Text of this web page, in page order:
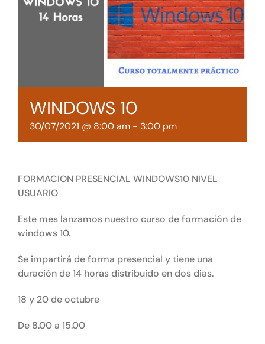
Tienda online
WINDOWS 10
30/07/2021 @ 8:00 am - 3:00 pm
FORMACION PRESENCIAL WINDOWS10 NIVEL
USUARIO
Este mes lanzamos nuestro curso de formación de
windows 10.
Se impartirá de forma presencial y tiene una
duración de 14 horas distribuido en dos dias.
18 y 20 de octubre
De 8.00 a 15.00